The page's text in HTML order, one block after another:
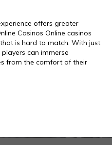
offers greater
Casinos Online casinos
is hard to match. With just
can immerse
from the comfort of their